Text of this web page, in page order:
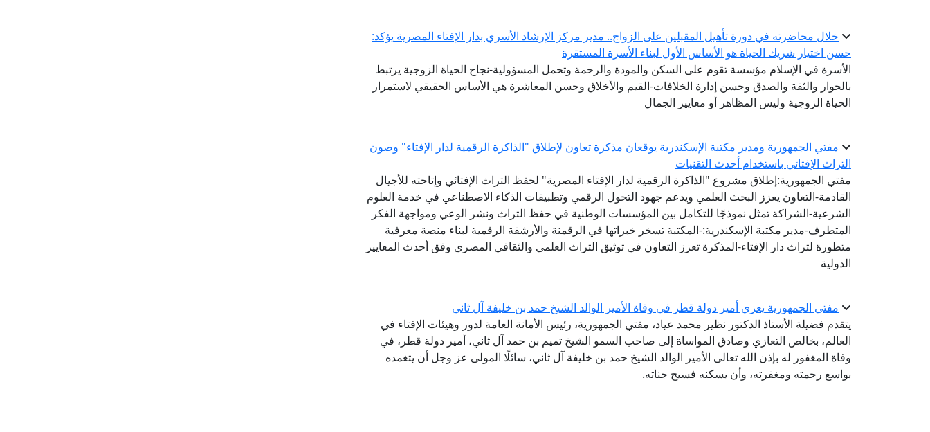
خلال محاضرته في دورة تأهيل المقبلين على الزواج.. مدير مركز الإرشاد الأسري بدار الإفتاء المصرية يؤكد:
حسن اختيار شريك الحياة هو الأساس الأول لبناء الأسرة المستقرة
الأسرة في الإسلام مؤسسة تقوم على السكن والمودة والرحمة وتحمل المسؤولية-نجاح الحياة الزوجية يرتبط
بالحوار والثقة والصدق وحسن إدارة الخلافات-القيم والأخلاق وحسن المعاشرة هي الأساس الحقيقي لاستمرار
الحياة الزوجية وليس المظاهر أو معايير الجمال
مفتي الجمهورية ومدير مكتبة الإسكندرية يوقعان مذكرة تعاون لإطلاق "الذاكرة الرقمية لدار الإفتاء" وصون
التراث الإفتائي باستخدام أحدث التقنيات
مفتي الجمهورية:إطلاق مشروع "الذاكرة الرقمية لدار الإفتاء المصرية" لحفظ التراث الإفتائي وإتاحته للأجيال
القادمة-التعاون يعزز البحث العلمي ويدعم جهود التحول الرقمي وتطبيقات الذكاء الاصطناعي في خدمة العلوم
الشرعية-الشراكة تمثل نموذجًا للتكامل بين المؤسسات الوطنية في حفظ التراث ونشر الوعي ومواجهة الفكر
المتطرف-مدير مكتبة الإسكندرية:-المكتبة تسخر خبراتها في الرقمنة والأرشفة الرقمية لبناء منصة معرفية
متطورة لتراث دار الإفتاء-المذكرة تعزز التعاون في توثيق التراث العلمي والثقافي المصري وفق أحدث المعايير
الدولية
مفتي الجمهورية يعزي أمير دولة قطر في وفاة الأمير الوالد الشيخ حمد بن خليفة آل ثاني
يتقدم فضيلة الأستاذ الدكتور نظير محمد عياد، مفتي الجمهورية، رئيس الأمانة العامة لدور وهيئات الإفتاء في
العالم، بخالص التعازي وصادق المواساة إلى صاحب السمو الشيخ تميم بن حمد آل ثاني، أمير دولة قطر، في
وفاة المغفور له بإذن الله تعالى الأمير الوالد الشيخ حمد بن خليفة آل ثاني، سائلًا المولى عز وجل أن يتغمده
بواسع رحمته ومغفرته، وأن يسكنه فسيح جناته.